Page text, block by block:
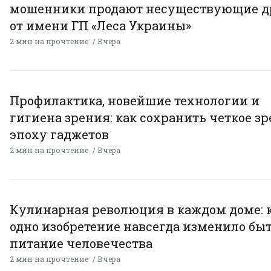
мошенники продают несуществующие
от имени ГП «Леса Украины»
2 мин на прочтение Вчера
Профилактика, новейшие технологии и
гигиена зрения: как сохранить четкое
эпоху гаджетов
2 мин на прочтение Вчера
Кулинарная революция в каждом доме:
одно изобретение навсегда изменило
питание человечества
2 мин на прочтение Вчера